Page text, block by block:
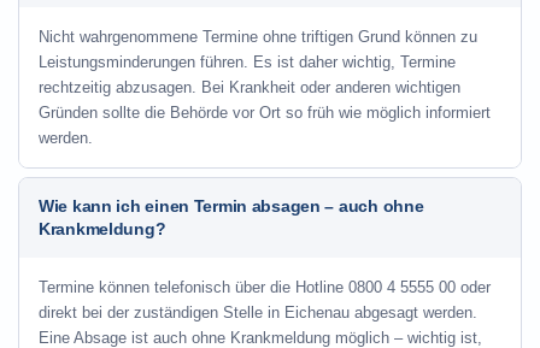
Nicht wahrgenommene Termine ohne triftigen Grund können zu
Leistungsminderungen führen. Es ist daher wichtig, Termine
rechtzeitig abzusagen. Bei Krankheit oder anderen wichtigen
Gründen sollte die Behörde vor Ort so früh wie möglich informiert
werden.
Wie kann ich einen Termin absagen – auch ohne
Krankmeldung?
Termine können telefonisch über die Hotline 0800 4 5555 00 oder
direkt bei der zuständigen Stelle in Eichenau abgesagt werden.
Eine Absage ist auch ohne Krankmeldung möglich – wichtig ist,